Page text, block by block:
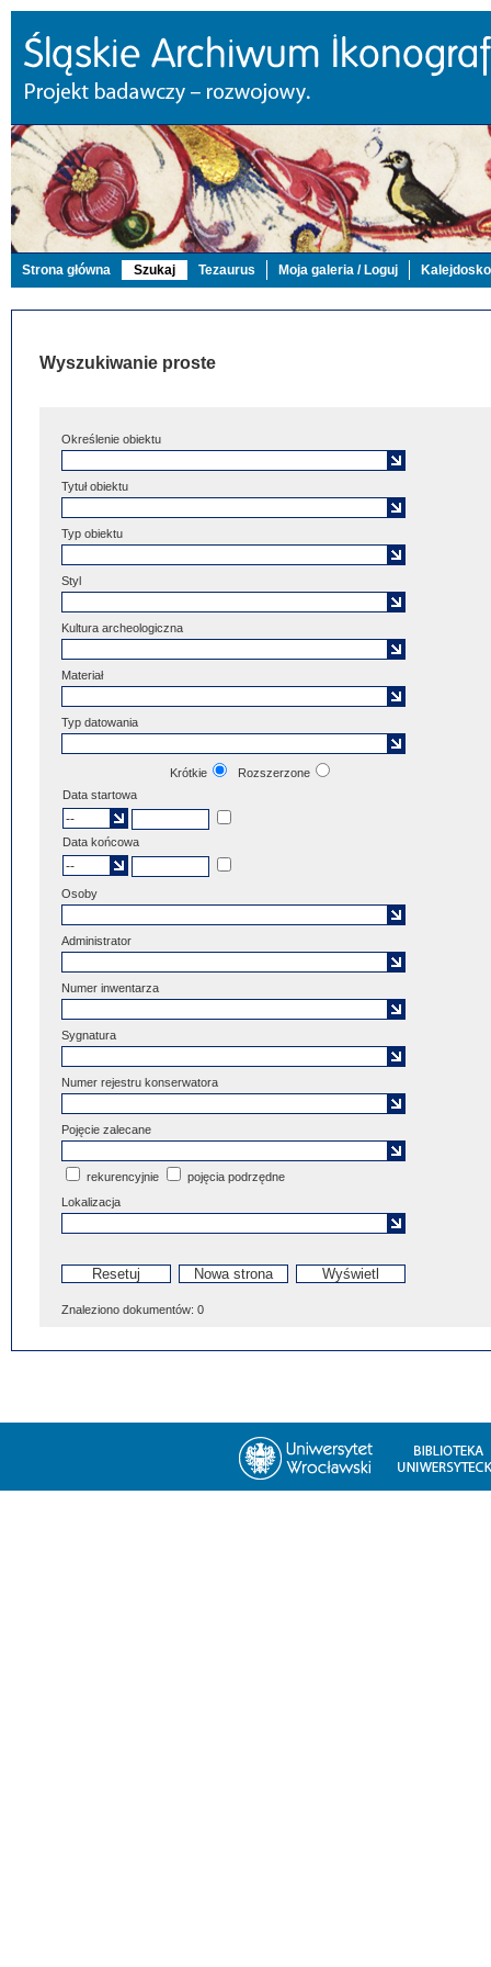
Strona główna Szukaj Tezaurus Moja galeria / Loguj
Wyszukiwanie proste
Określenie obiektu
Tytuł obiektu
Typ obiektu
Styl
Kultura archeologiczna
Materiał
Typ datowania
Krótkie
Rozszerzone
Data startowa
Data końcowa
Osoby
Administrator
Numer inwentarza
Sygnatura
Numer rejestru konserwatora
Pojęcie zalecane
rekurencyjnie
pojęcia podrzędne
Lokalizacja
Znaleziono dokumentów: 0